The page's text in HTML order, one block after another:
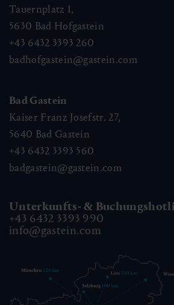
Tauernplatz 1,
5630 Bad Hofgastein
+43 6432 3393 260
badhofgastein@gastein.com
Bad Gastein
Kaiser Franz Josefstr. 27,
5640 Bad Gastein
+43 6432 3393 560
badgastein@gastein.com
Unterkunfts- &
+43 6432 3393 990
info@gastein.com